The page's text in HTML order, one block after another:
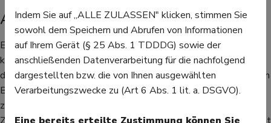
Alternative: PKA
Ein weiterer Beruf in dem Bereich ist Pharmazeutisch-
kaufmännische Angestellte oder Angestellter - kurz PKA. In
diesem Beruf ist man in einer Apotheke für sehr vieles zwischen
Büro und Verkaufsraum und vor allem für die Organisation
zuständig. Ein besonderer Schulabschluss als
Indem Sie auf „ALLE ZULASSEN" klicken, stimmen Sie
sowohl dem Speichern und Abrufen von Informationen
auf Ihrem Gerät (§ 25 Abs. 1 TDDDG) sowie der
anschließenden Datenverarbeitung für die nachfolgend
dargestellten bzw. die von Ihnen ausgewählten
Verarbeitungszwecke zu (Art 6 Abs. 1 lit. a. DSGVO).